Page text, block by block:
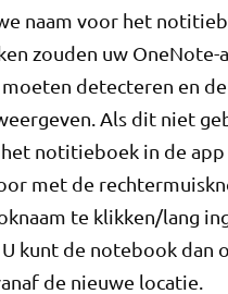
naam voor het
zouden uw OneNote-
detecteren en
Als dit niet
notitieboek in de
met de
te klikken/lang
kunt de notebook dan
de nieuwe locatie.